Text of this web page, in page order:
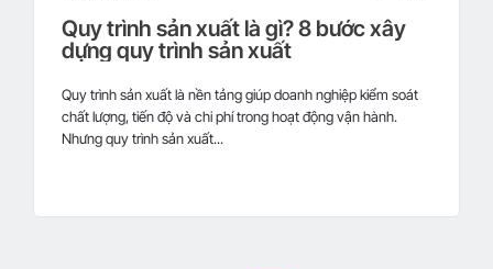
Quy trình sản xuất là gì? 8 bước xây
dựng quy trình sản xuất
Quy trình sản xuất là nền tảng giúp doanh nghiệp kiểm soát
chất lượng, tiến độ và chi phí trong hoạt động vận hành.
Nhưng quy trình sản xuất...